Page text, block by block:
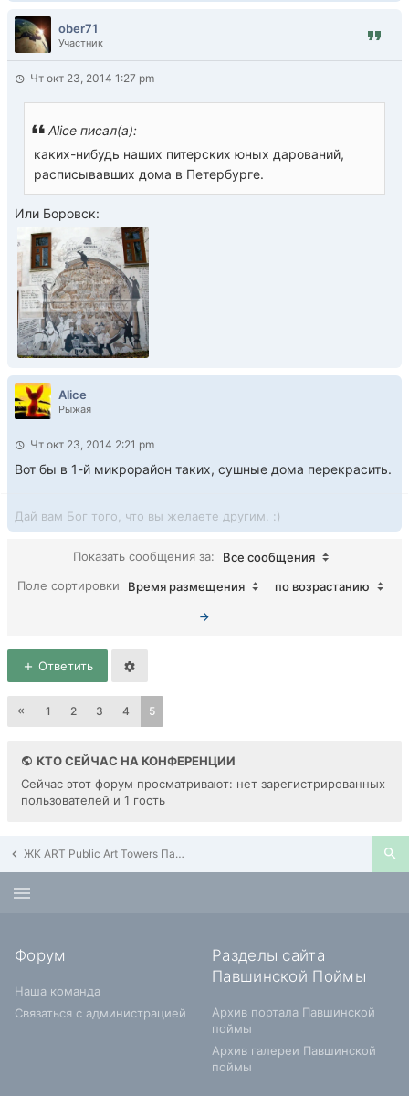
ober71
Участник
Чт окт 23, 2014 1:27 pm
Alice писал(а):
каких-нибудь наших питерских юных дарований,
расписывавших дома в Петербурге.
Или Боровск:
Alice
Рыжая
Чт окт 23, 2014 2:21 pm
Вот бы в 1-й микрорайон таких, сушные дома перекрасить.
Дай вам Бог того, что вы желаете другим. :)
Показать сообщения за:
Все сообщения
Поле сортировки
Время размещения по возрастанию
Ответить
1 2 3 4 5
КТО СЕЙЧАС НА КОНФЕРЕНЦИИ
Сейчас этот форум просматривают: нет зарегистрированных
пользователей и 1 гость
ЖK ART Public Art Towers Павшино
Форум
Наша команда
Связаться с администрацией
Разделы сайта
Павшинской Поймы
Архив портала Павшинской
поймы
Архив галереи Павшинской
поймы